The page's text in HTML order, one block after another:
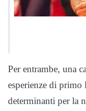
Per entrambe, una
esperienze di
determinanti per la